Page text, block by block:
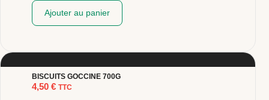
Ajouter au panier
BISCUITS GOCCINE 700G
4,50 € TTC